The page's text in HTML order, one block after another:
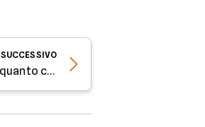
SUCCESSIVO
Assicurazione per artigiani: quali rischi copre e quanto costa